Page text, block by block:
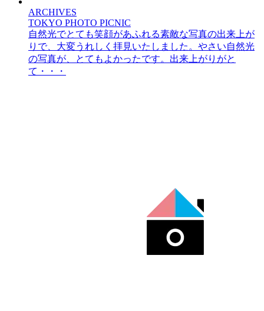
ARCHIVES
TOKYO PHOTO PICNIC
自然光でとても笑顔があふれる素敵な写真の出来上が
りで、大変うれしく拝見いたしました。やさい自然光
の写真が、とてもよかったです。出来上がりがと
て・・・